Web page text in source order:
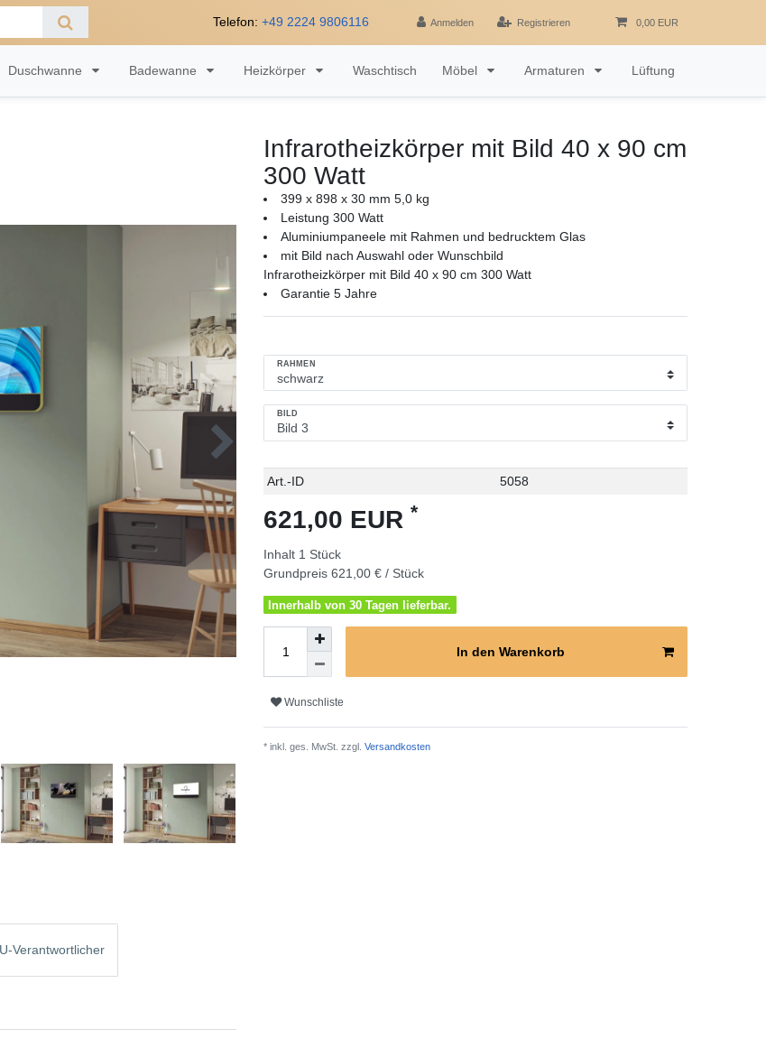
Telefon: +49 2224 9806116 Anmelden Registrieren 0,00 EUR
Duschwanne Badewanne Heizkörper Waschtisch Möbel Armaturen Lüftung
Infrarotheizkörper mit Bild 40 x 90 cm
300 Watt
399 x 898 x 30 mm 5,0 kg
Leistung 300 Watt
Aluminiumpaneele mit Rahmen und bedrucktem Glas
mit Bild nach Auswahl oder Wunschbild
Infrarotheizkörper mit Bild 40 x 90 cm 300 Watt
Garantie 5 Jahre
RAHMEN
BILD
Technisches
Wert
Art.-ID 5058
621,00 EUR *
Inhalt 1 Stück
Grundpreis 621,00 € / Stück
Innerhalb von 30 Tagen lieferbar.
In den Warenkorb
Wunschliste
* inkl. ges. MwSt. zzgl. Versandkosten
Verantwortlicher